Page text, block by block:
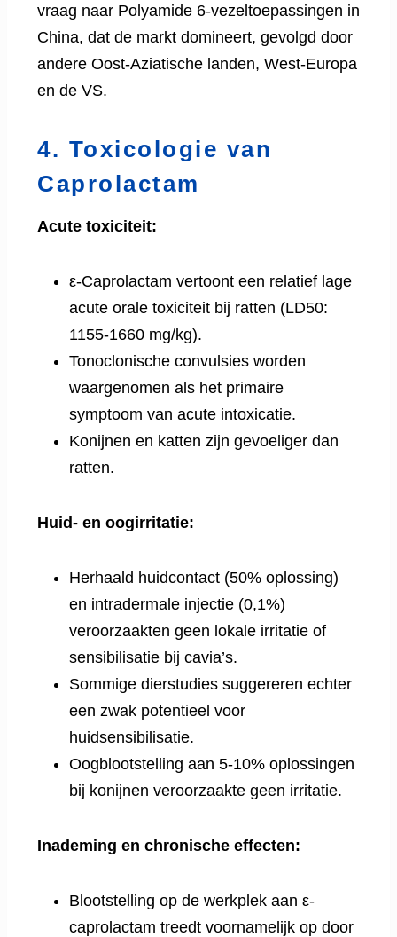
vraag naar Polyamide 6-vezeltoepassingen in
China, dat de markt domineert, gevolgd door
andere Oost-Aziatische landen, West-Europa
en de VS.
4. Toxicologie van
Caprolactam
Acute toxiciteit:
ε-Caprolactam vertoont een relatief lage
acute orale toxiciteit bij ratten (LD50:
1155-1660 mg/kg).
Tonoclonische convulsies worden
waargenomen als het primaire
symptoom van acute intoxicatie.
Konijnen en katten zijn gevoeliger dan
ratten.
Huid- en oogirritatie:
Herhaald huidcontact (50% oplossing)
en intradermale injectie (0,1%)
veroorzaakten geen lokale irritatie of
sensibilisatie bij cavia’s.
Sommige dierstudies suggereren echter
een zwak potentieel voor
huidsensibilisatie.
Oogblootstelling aan 5-10% oplossingen
bij konijnen veroorzaakte geen irritatie.
Inademing en chronische effecten:
Blootstelling op de werkplek aan ε-
caprolactam treedt voornamelijk op door